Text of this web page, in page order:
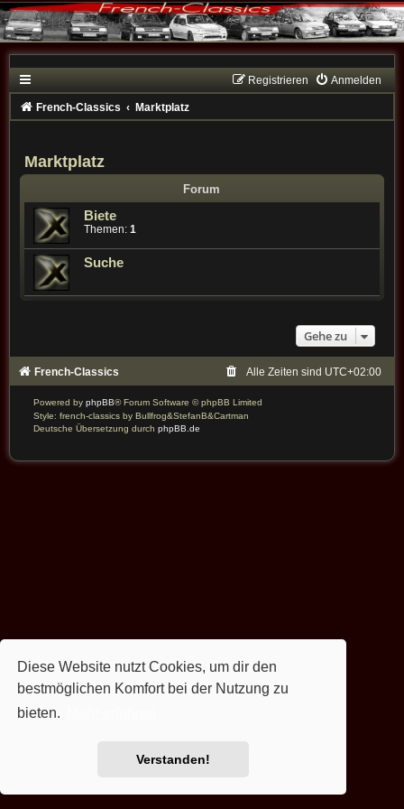
Diese Website nutzt Cookies, um dir den
bestmöglichen Komfort bei der Nutzung zu
bieten.
Verstanden!
Anmelden
Registrieren
French-Classics Marktplatz
Marktplatz
Forum
Biete
Themen: 1
Suche
Gehe zu
French-Classics Alle Zeiten sind UTC+02:00
Powered by phpBB® Forum Software © phpBB Limited
Style: french-classics by Bullfrog&StefanB&Cartman
Deutsche Übersetzung durch phpBB.de